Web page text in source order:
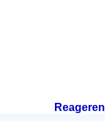
Reageren